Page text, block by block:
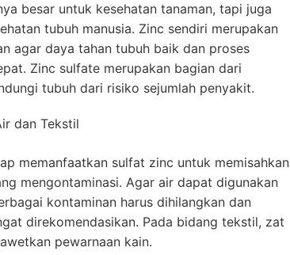
besar untuk kesehatan tanaman, tapi juga
tubuh manusia. Zinc sendiri merupakan
agar daya tahan tubuh baik dan proses
Zinc sulfate merupakan bagian dari
tubuh dari risiko sejumlah penyakit.
dan Tekstil
memanfaatkan sulfat zinc untuk memisahkan
mengontaminasi. Agar air dapat digunakan
kontaminan harus dihilangkan dan
direkomendasikan. Pada bidang tekstil, zat
pewarnaan kain.